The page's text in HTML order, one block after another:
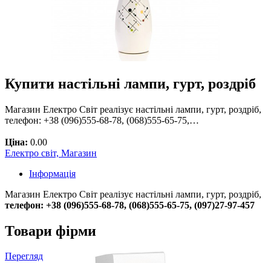
Купити настільні лампи, гурт, роздріб
Магазин Електро Світ реалізує настільні лампи, гурт, роздріб,
телефон: +38 (096)555-68-78, (068)555-65-75,…
Ціна: 0.00
Електро світ, Магазин
Інформація
Магазин Електро Світ реалізує настільні лампи, гурт, роздріб,
телефон: +38 (096)555-68-78, (068)555-65-75, (097)27-97-457
Товари фірми
Перегляд